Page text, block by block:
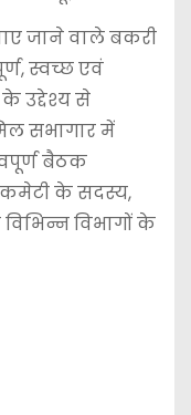
जाने वाले बकरी
स्वच्छ एवं
उद्देश्य से
सभागार में
बैठक
के सदस्य,
विभागों के